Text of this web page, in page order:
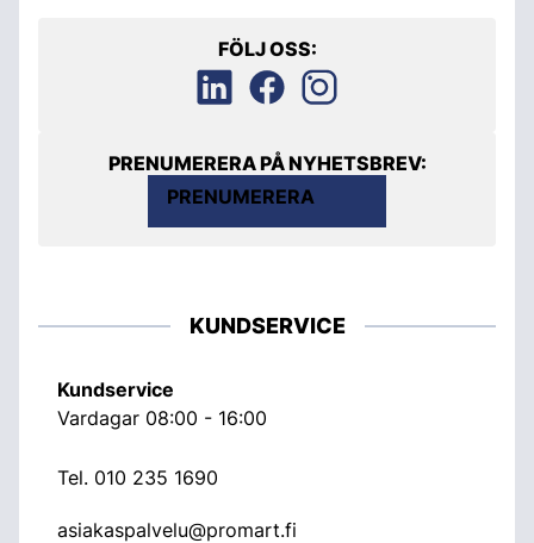
FÖLJ OSS:
PRENUMERERA PÅ NYHETSBREV:
PRENUMERERA
KUNDSERVICE
Kundservice
Vardagar 08:00 - 16:00
Tel. 010 235 1690
asiakaspalvelu@promart.fi